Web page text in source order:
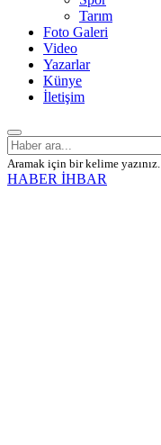
Tarım
Foto Galeri
Video
Yazarlar
Künye
İletişim
Aramak için bir kelime yazınız.
HABER İHBAR